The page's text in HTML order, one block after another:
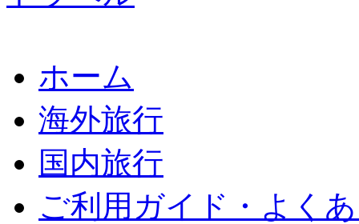
ホーム
海外旅行
国内旅行
ご利用ガイド・よく